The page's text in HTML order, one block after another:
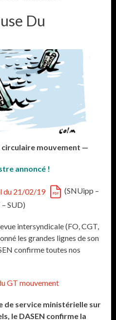
Du
circulaire mouvement —
annoncé !
du 21/02/19
(SNUipp –
SUD)
intersyndicale (FO, CGT,
les grandes lignes de son
confirme toutes nos
GT mouvement
de service ministérielle sur
le DASEN confirme la